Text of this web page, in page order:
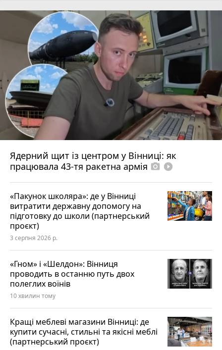
Ядерний щит із центром у Вінниці: як
працювала 43-тя ракетна армія photo_camera play_circle_filled
«Пакунок школяра»: де у Вінниці
витратити державну допомогу на
підготовку до школи (партнерський
проєкт)
3 серпня 2026 р.
«Гном» і «Шелдон»: Вінниця
проводить в останню путь двох
полеглих воїнів
10 хвилин тому
Кращі меблеві магазини Вінниці: де
купити сучасні, стильні та якісні меблі
(партнерський проєкт)